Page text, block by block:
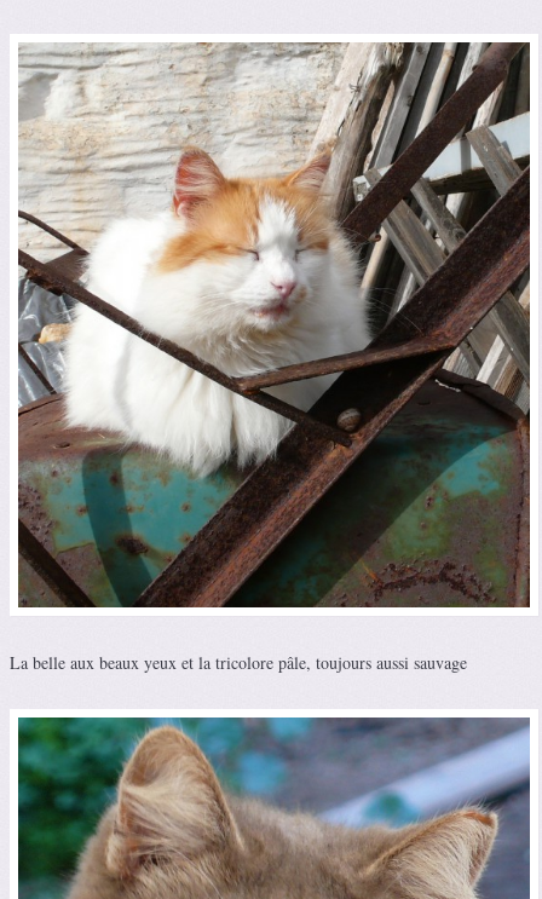
La belle aux beaux yeux et la tricolore pâle, toujours aussi sauvage